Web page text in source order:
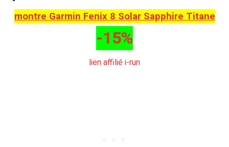
montre Garmin Fenix 8 Solar Sapphire Titane
-15%
lien affilié i-run